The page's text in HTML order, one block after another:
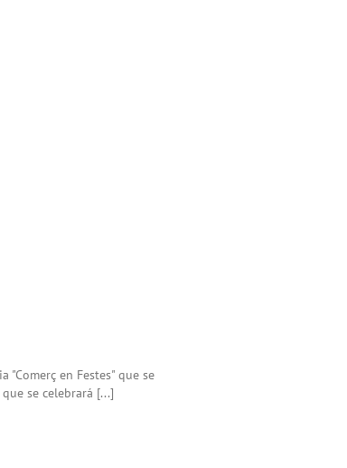
"Comerç en Festes" que se
se celebrará [...]